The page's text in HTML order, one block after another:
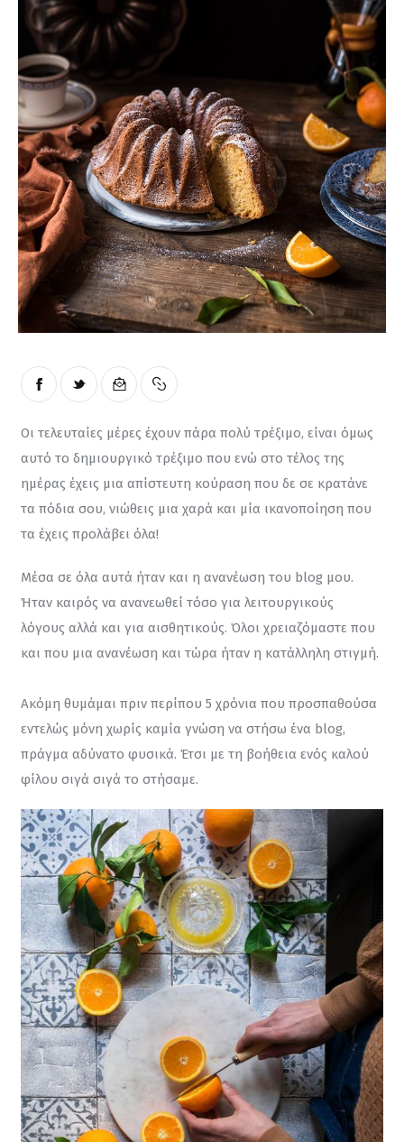
Moments of Mine
FAQ
Οι τελευταίες μέρες έχουν πάρα πολύ τρέξιμο, είναι όμως
αυτό το δημιουργικό τρέξιμο που ενώ στο τέλος της
ημέρας έχεις μια απίστευτη κούραση που δε σε κρατάνε
τα πόδια σου, νιώθεις μια χαρά και μία ικανοποίηση που
τα έχεις προλάβει όλα!
Μέσα σε όλα αυτά ήταν και η ανανέωση του blog μου.
Ήταν καιρός να ανανεωθεί τόσο για λειτουργικούς
λόγους αλλά και για αισθητικούς. Όλοι χρειαζόμαστε που
και που μια ανανέωση και τώρα ήταν η κατάλληλη στιγμή.
Ακόμη θυμάμαι πριν περίπου 5 χρόνια που προσπαθούσα
εντελώς μόνη χωρίς καμία γνώση να στήσω ένα blog,
πράγμα αδύνατο φυσικά. Έτσι με τη βοήθεια ενός καλού
φίλου σιγά σιγά το στήσαμε.